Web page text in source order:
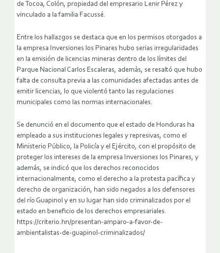
de Tocoa, Colón, propiedad del empresario Lenir Pérez y
vinculado a la familia Facussé.
Entre los hallazgos se destaca que en los permisos otorgados a
la empresa Inversiones los Pinares hubo serias irregularidades
en la emisión de licencias mineras dentro de los límites del
Parque Nacional Carlos Escaleras, además, se resaltó que hubo
falta de consulta previa a las comunidades afectadas antes de
emitir licencias, lo que violentó tanto las regulaciones
municipales como las normas internacionales.
Se denunció en el documento que el estado de Honduras ha
empleado a sus instituciones legales y represivas, como el
Ministerio Público, la Policía y el Ejército, con el propósito de
proteger los intereses de la empresa Inversiones los Pinares, y
además, se indicó que los derechos reconocidos
internacionalmente, como el derecho a la protesta pacífica y
derecho de organización, han sido negados a los defensores
del río Guapinol y en su lugar han sido criminalizados por el
estado en beneficio de los derechos empresariales.
https://criterio.hn/presentan-amparo-a-favor-de-
ambientalistas-de-guapinol-criminalizados/